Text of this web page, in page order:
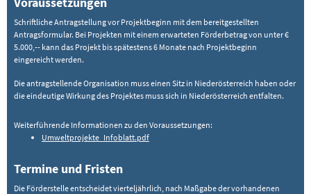
Schriftliche Antragstellung vor Projektbeginn mit dem bereitgestellten
Antragsformular. Bei Projekten mit einem erwarteten Förderbetrag von unter €
5.000,-- kann das Projekt bis spätestens 6 Monate nach Projektbeginn
eingereicht werden.
Die antragstellende Organisation muss einen Sitz in Niederösterreich haben oder
die eindeutige Wirkung des Projektes muss sich in Niederösterreich entfalten.
Weiterführende Informationen zu den Voraussetzungen:
Umweltprojekte_Infoblatt.pdf
Termine und Fristen
Die Förderstelle entscheidet vierteljährlich, nach Maßgabe der vorhandenen